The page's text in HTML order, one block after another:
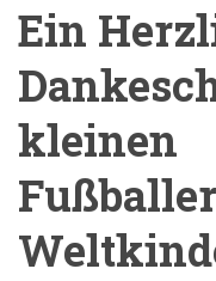
Ein
kleinen